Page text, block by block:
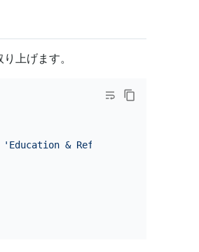
上げます。
'Education & Reference'